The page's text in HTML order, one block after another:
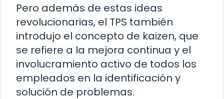
Pero además de estas ideas
revolucionarias, el TPS también
introdujo el concepto de kaizen, que
se refiere a la mejora continua y el
involucramiento activo de todos los
empleados en la identificación y
solución de problemas.